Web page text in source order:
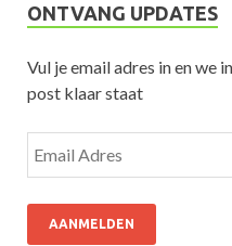
ONTVANG UPDATES
Vul je email adres in en we
post klaar staat
AANMELDEN